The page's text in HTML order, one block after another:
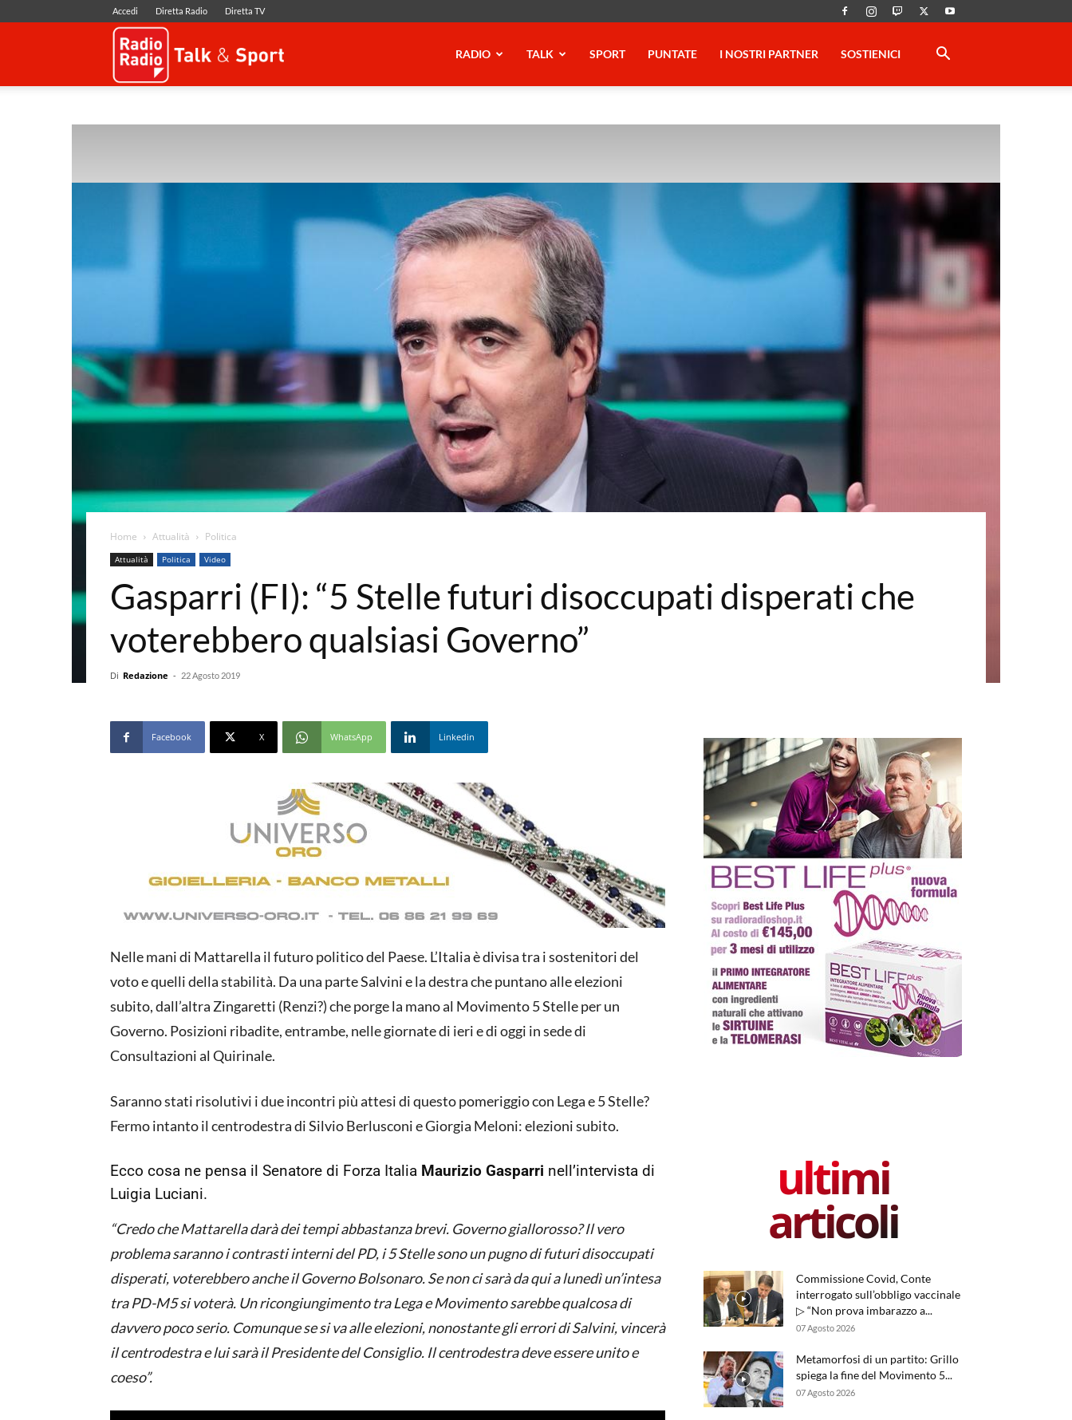
Accedi Diretta Radio Diretta TV
RADIO TALK SPORT PUNTATE I NOSTRI PARTNER SOSTIENICI
Home Attualità Politica
Attualità Politica Video
Gasparri (FI): “5 Stelle futuri disoccupati disperati che
voterebbero qualsiasi Governo”
Di Redazione - 22 Agosto 2019
Facebook X WhatsApp Linkedin
Nelle mani di Mattarella il futuro politico del Paese. L’Italia è divisa tra i sostenitori del
voto e quelli della stabilità. Da una parte Salvini e la destra che puntano alle elezioni
subito, dall’altra Zingaretti (Renzi?) che porge la mano al Movimento 5 Stelle per un
Governo. Posizioni ribadite, entrambe, nelle giornate di ieri e di oggi in sede di
Consultazioni al Quirinale.
Saranno stati risolutivi i due incontri più attesi di questo pomeriggio con Lega e 5 Stelle?
Fermo intanto il centrodestra di Silvio Berlusconi e Giorgia Meloni: elezioni subito.
Ecco cosa ne pensa il Senatore di Forza Italia Maurizio Gasparri nell’intervista di
Luigia Luciani.
“Credo che Mattarella darà dei tempi abbastanza brevi. Governo giallorosso? Il vero
problema saranno i contrasti interni del PD, i 5 Stelle sono un pugno di futuri disoccupati
disperati, voterebbero anche il Governo Bolsonaro. Se non ci sarà da qui a lunedì un’intesa
tra PD-M5 si voterà. Un ricongiungimento tra Lega e Movimento sarebbe qualcosa di
davvero poco serio. Comunque se si va alle elezioni, nonostante gli errori di Salvini, vincerà
il centrodestra e lui sarà il Presidente del Consiglio. Il centrodestra deve essere unito e
coeso”.
ultimi
articoli
Commissione Covid, Conte
interrogato sull’obbligo vaccinale
▷ “Non prova imbarazzo a...
07 Agosto 2026
Metamorfosi di un partito: Grillo
spiega la fine del Movimento 5...
07 Agosto 2026